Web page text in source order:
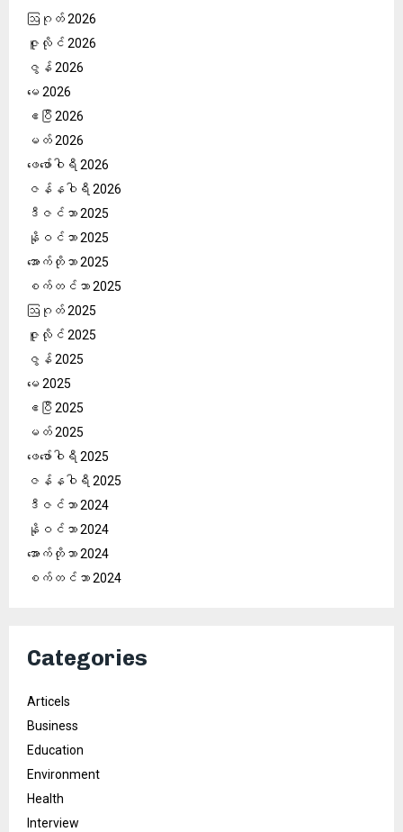
ဩဂုတ် 2026
ဇူလိုင် 2026
ဇွန် 2026
မေ 2026
ဧပြီ 2026
မတ် 2026
ဖေ‌ဖော်ဝါရီ 2026
ဇန်နဝါရီ 2026
ဒီဇင်ဘာ 2025
နိုဝင်ဘာ 2025
အောက်တိုဘာ 2025
စက်တင်ဘာ 2025
ဩဂုတ် 2025
ဇူလိုင် 2025
ဇွန် 2025
မေ 2025
ဧပြီ 2025
မတ် 2025
ဖေ‌ဖော်ဝါရီ 2025
ဇန်နဝါရီ 2025
ဒီဇင်ဘာ 2024
နိုဝင်ဘာ 2024
အောက်တိုဘာ 2024
စက်တင်ဘာ 2024
Categories
Articels
Business
Education
Environment
Health
Interview